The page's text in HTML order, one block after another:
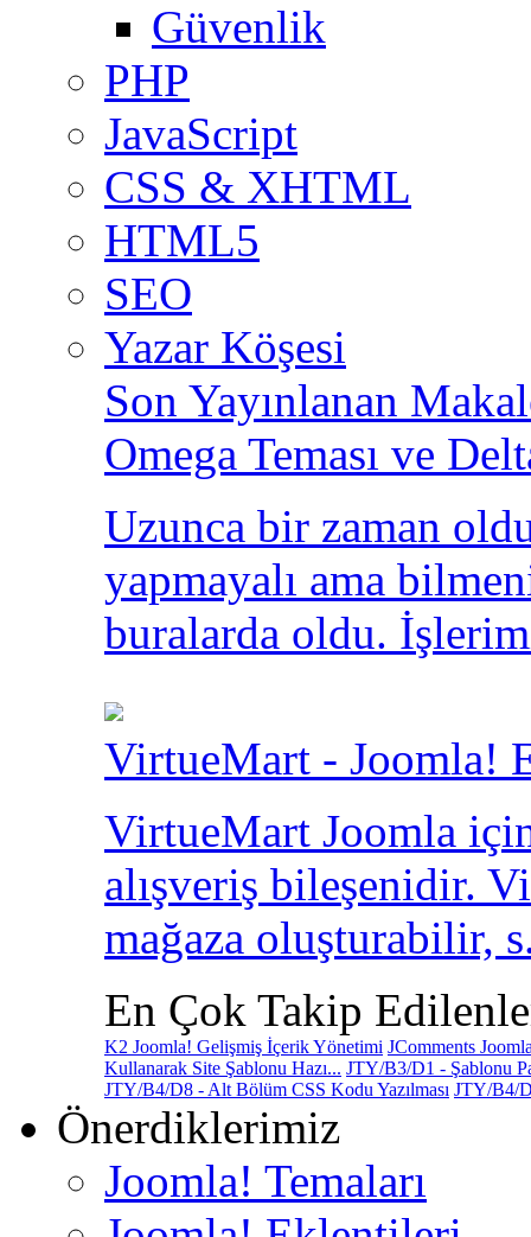
Güvenlik
PHP
JavaScript
CSS & XHTML
HTML5
SEO
Yazar Köşesi
Son Yayınlanan
Omega Teması ve
Uzunca bir zaman
yapmayalı ama
buralarda oldu.
VirtueMart - Joomla!
VirtueMart Joomla
alışveriş bileşenidir.
mağaza oluşturabilir,
En Çok Takip
K2 Joomla! Gelişmiş İçerik Yönetimi JComments
Kullanarak Site Şablonu Hazı... JTY/B3/D1 - Şablonu
JTY/B4/D8 - Alt Bölüm CSS Kodu Yazılması JTY/B4/
Önerdiklerimiz
Joomla! Temaları